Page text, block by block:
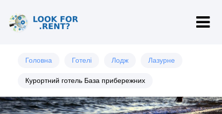
Головна Готелі Лодж Лазурне
Курортний готель База прибережних